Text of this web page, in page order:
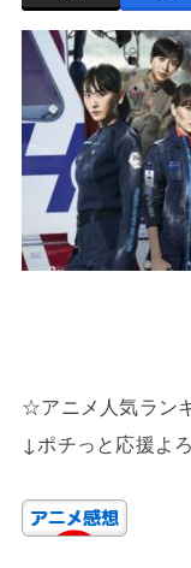
☆アニメ人気ラン
↓ポチっと応援よ